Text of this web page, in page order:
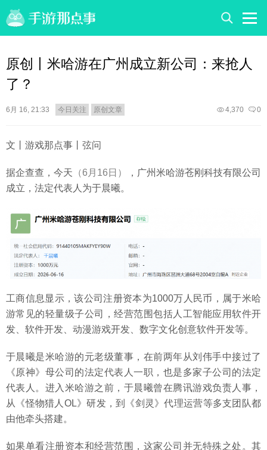
原创丨米哈游在广州成立新公司：来抢人
了？
6月 16, 21:33 今日关注 原创文章 0
4,370
文丨游戏那点事丨弦问
据企查查，今天 （6月16日）
，广州米哈游苍刚科技有限公司
成立，法定代表人为于晨曦。
工商信息显示，该公司注册资本为1000万人民币，属于米哈
游常见的轻量级子公司，经营范围包括人工智能应用软件开
发、软件开发、动漫游戏开发、数字文化创意软件开发等。
于晨曦是米哈游的元老级董事，在前两年从刘伟手中接过了
《原神》母公司的法定代表人一职，也是多家子公司的法定
代表人。进入米哈游之前，于晨曦曾在腾讯游戏负责人事，
从《怪物猎人OL》研发，到《剑灵》代理运营等多支团队都
由他牵头搭建。
如果单看注册资本和经营范围，这家公司并无特殊之处。其